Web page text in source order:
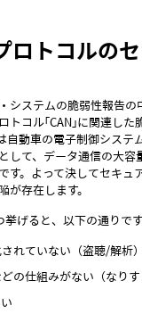
ロトコルの
システムの脆弱性報告の
トコル「CAN」に関連し
自動車の電子制御システ
して、データ通信の大容
す。よって決してセキュ
が存在します。
げると、以下の通りです
れていない（盗聴/解析）
の仕組みがない（なりす